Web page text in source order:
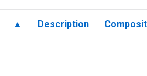
▲ Description